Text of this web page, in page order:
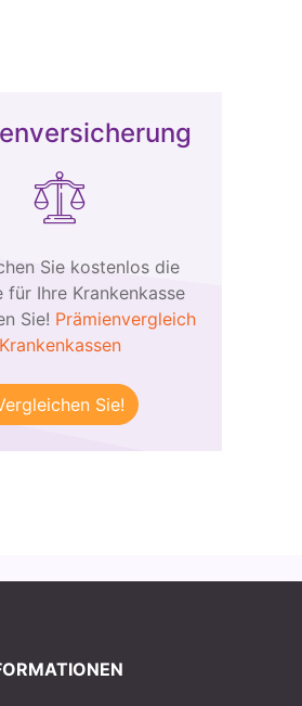
Sie kostenlos die
für Ihre Krankenkasse
Sie! Prämienvergleich
Krankenkassen
Sie!